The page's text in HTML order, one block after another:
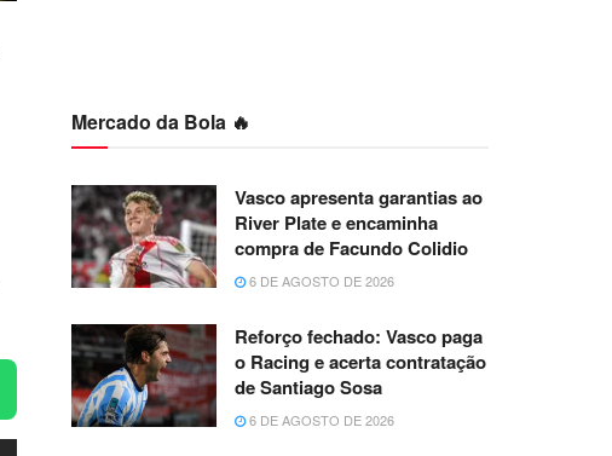
Mercado da Bola 🔥
Vasco apresenta garantias ao
River Plate e encaminha
compra de Facundo Colidio
6 DE AGOSTO DE 2026
Reforço fechado: Vasco paga
o Racing e acerta contratação
de Santiago Sosa
6 DE AGOSTO DE 2026